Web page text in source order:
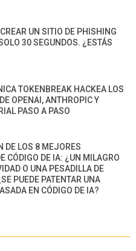
UN SITIO DE PHISHING
30 SEGUNDOS. ¿ESTÁS
TOKENBREAK HACKEA LOS
OPENAI, ANTHROPIC Y
PASO A PASO
DE LOS 8 MEJORES
CÓDIGO DE IA: ¿UN MILAGRO
O UNA PESADILLA DE
PUEDE PATENTAR UNA
EN CÓDIGO DE IA?